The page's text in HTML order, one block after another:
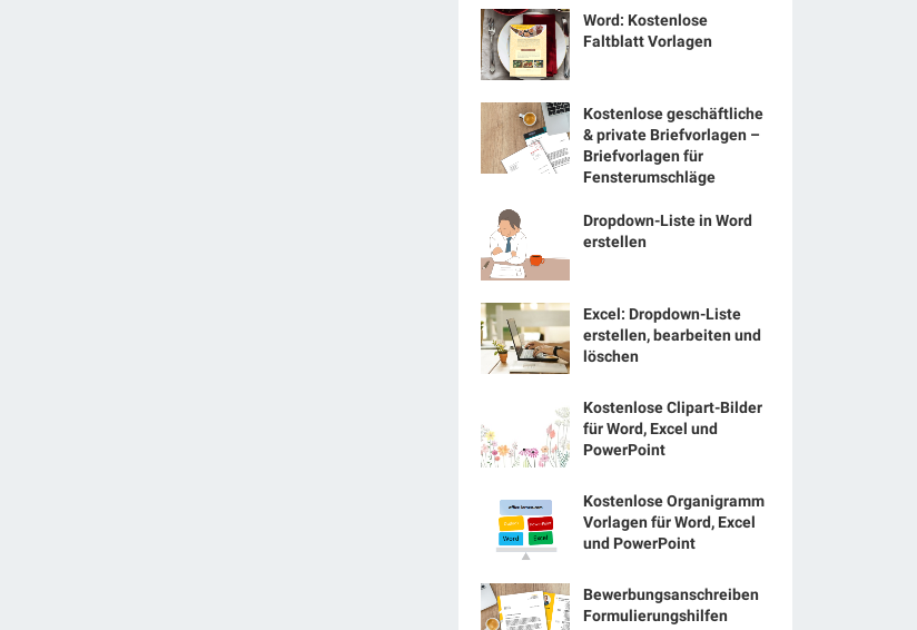
Word: Kostenlose
Faltblatt Vorlagen
Kostenlose geschäftliche
& private Briefvorlagen –
Briefvorlagen für
Fensterumschläge
Dropdown-Liste in Word
erstellen
Excel: Dropdown-Liste
erstellen, bearbeiten und
löschen
Kostenlose Clipart-Bilder
für Word, Excel und
PowerPoint
Kostenlose Organigramm
Vorlagen für Word, Excel
und PowerPoint
Bewerbungsanschreiben
Formulierungshilfen